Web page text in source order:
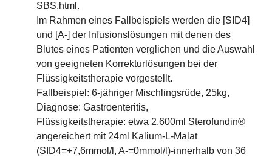
SBS.html.
Im Rahmen eines Fallbeispiels werden die [SID4]
und [A-] der Infusionslösungen mit denen des
Blutes eines Patienten verglichen und die Auswahl
von geeigneten Korrekturlösungen bei der
Flüssigkeitstherapie vorgestellt.
Fallbeispiel: 6-jähriger Mischlingsrüde, 25kg,
Diagnose: Gastroenteritis,
Flüssigkeitstherapie: etwa 2.600ml Sterofundin®
angereichert mit 24ml Kalium-L-Malat
(SID4=+7,6mmol/l, A-=0mmol/l)-innerhalb von 36